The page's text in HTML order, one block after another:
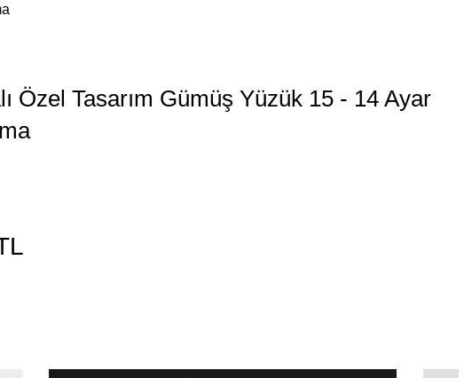
Özel Tasarım Gümüş Yüzük 15 - 14 Ayar